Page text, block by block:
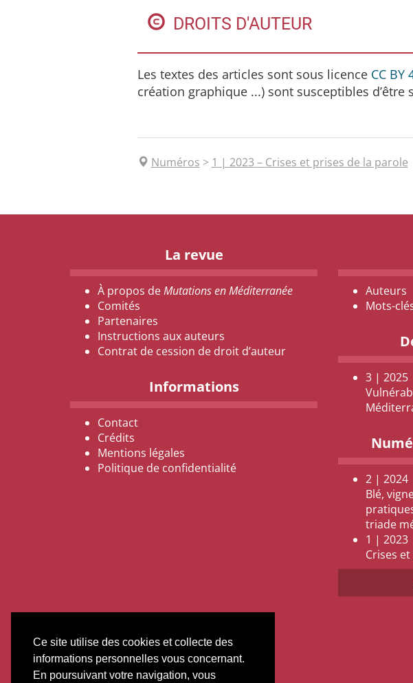
Ce site utilise des cookies et collecte des
informations personnelles vous concernant.
En poursuivant votre navigation, vous
DROITS D'AUTEUR
Les textes des articles sont sous licence CC BY
création graphique ...) sont susceptibles
Numéros > 1 | 2023 – Crises et prises de la parole
La revue
À propos deMutations en Méditerranée
Comités
Partenaires
Instructions aux auteurs
Contrat de cession de droit d’auteur
Informations
Contact
Crédits
Mentions légales
Politique de confidentialité
Auteurs
Mots-
3 | 2025
2 | 2024
Blé,
triade
1 | 2023
Crises